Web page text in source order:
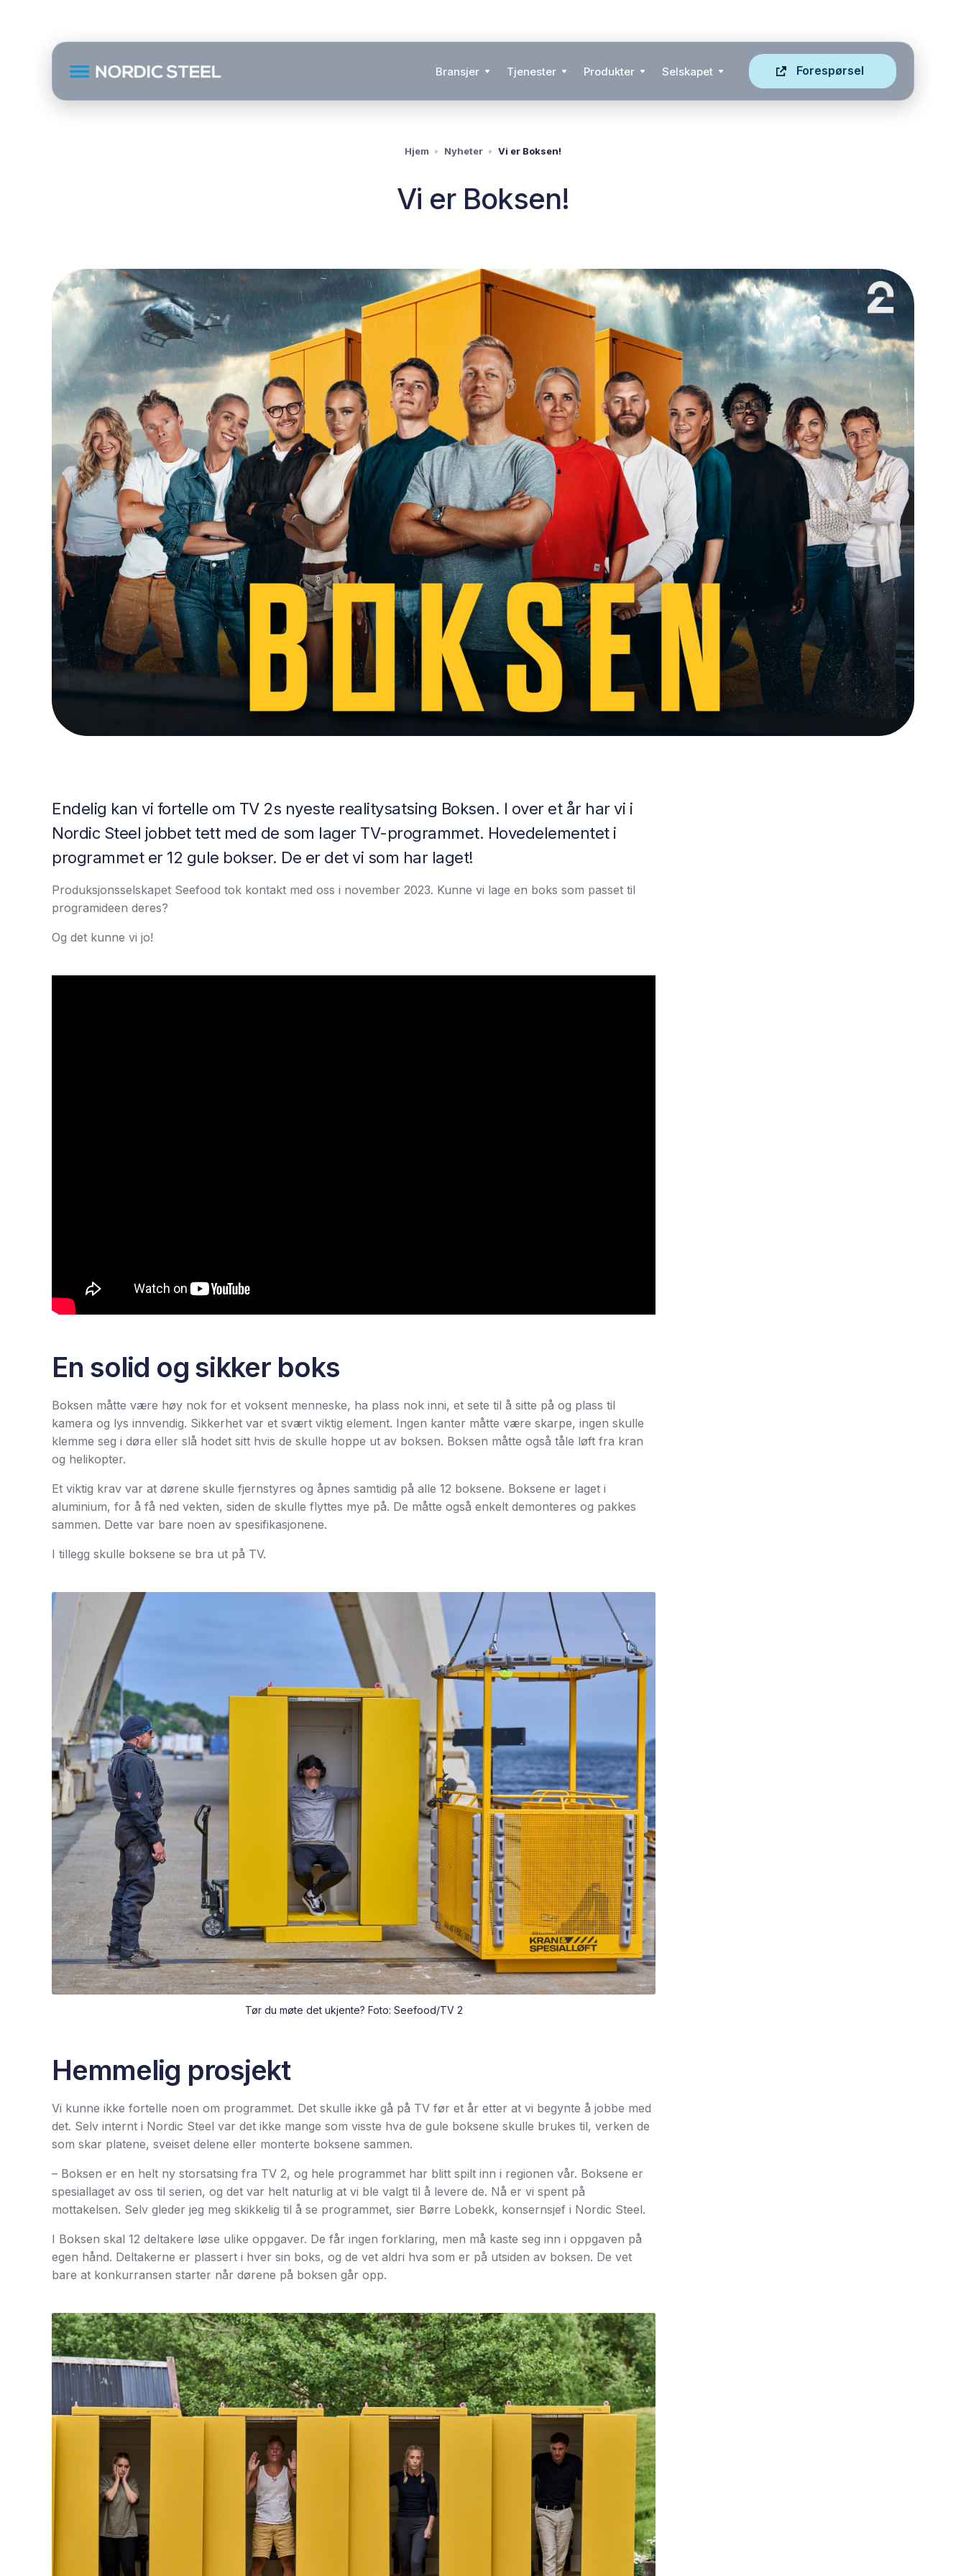
Bransjer Tjenester Produkter Selskapet Forespørsel
Hjem Nyheter Vi er Boksen!
Vi er Boksen!
Endelig kan vi fortelle om TV 2s nyeste realitysatsing Boksen. I over et år har vi i
Nordic Steel jobbet tett med de som lager TV-programmet. Hovedelementet i
programmet er 12 gule bokser. De er det vi som har laget!
Produksjonsselskapet Seefood tok kontakt med oss i november 2023. Kunne vi lage en boks som passet til
programideen deres?
Og det kunne vi jo!
En solid og sikker boks
Boksen måtte være høy nok for et voksent menneske, ha plass nok inni, et sete til å sitte på og plass til
kamera og lys innvendig. Sikkerhet var et svært viktig element. Ingen kanter måtte være skarpe, ingen skulle
klemme seg i døra eller slå hodet sitt hvis de skulle hoppe ut av boksen. Boksen måtte også tåle løft fra kran
og helikopter.
Et viktig krav var at dørene skulle fjernstyres og åpnes samtidig på alle 12 boksene. Boksene er laget i
aluminium, for å få ned vekten, siden de skulle flyttes mye på. De måtte også enkelt demonteres og pakkes
sammen. Dette var bare noen av spesifikasjonene.
I tillegg skulle boksene se bra ut på TV.
Tør du møte det ukjente? Foto: Seefood/TV 2
Hemmelig prosjekt
Vi kunne ikke fortelle noen om programmet. Det skulle ikke gå på TV før et år etter at vi begynte å jobbe med
det. Selv internt i Nordic Steel var det ikke mange som visste hva de gule boksene skulle brukes til, verken de
som skar platene, sveiset delene eller monterte boksene sammen.
– Boksen er en helt ny storsatsing fra TV 2, og hele programmet har blitt spilt inn i regionen vår. Boksene er
spesiallaget av oss til serien, og det var helt naturlig at vi ble valgt til å levere de. Nå er vi spent på
mottakelsen. Selv gleder jeg meg skikkelig til å se programmet, sier Børre Lobekk, konsernsjef i Nordic Steel.
I Boksen skal 12 deltakere løse ulike oppgaver. De får ingen forklaring, men må kaste seg inn i oppgaven på
egen hånd. Deltakerne er plassert i hver sin boks, og de vet aldri hva som er på utsiden av boksen. De vet
bare at konkurransen starter når dørene på boksen går opp.